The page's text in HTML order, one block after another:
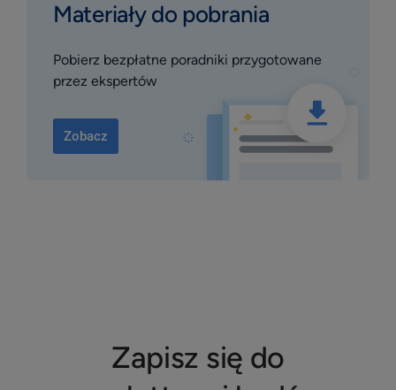
Materiały do pobrania
Pobierz bezpłatne poradniki przygotowane
przez ekspertów
Zobacz
Zapisz się do